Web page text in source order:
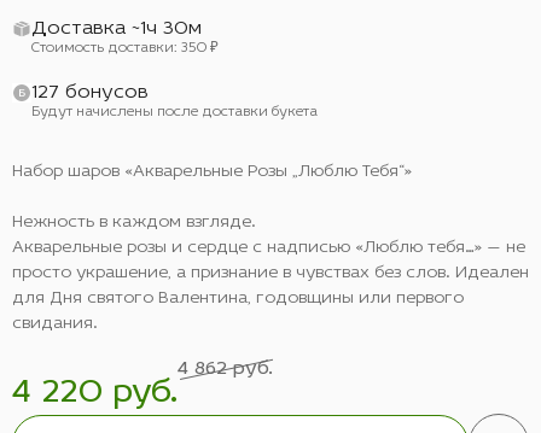
Доставка ~1ч 30м
Стоимость доставки: 350 ₽
127 бонусов
Будут начислены после доставки букета
Набор шаров «Акварельные Розы „Люблю Тебя“»
Нежность в каждом взгляде.
Акварельные розы и сердце с надписью «Люблю тебя…» — не
просто украшение, а признание в чувствах без слов. Идеален
для Дня святого Валентина, годовщины или первого
свидания.
4 220 руб.
4 862 руб.